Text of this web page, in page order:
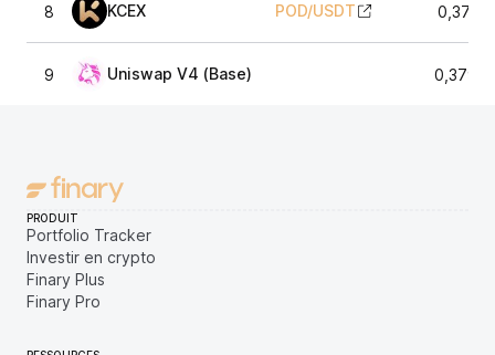
8 KCEX POD/USDT
9 Uniswap V4 (Base)
PRODUIT
Portfolio Tracker
Investir en crypto
Finary Plus
Finary Pro